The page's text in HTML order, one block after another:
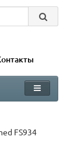
FS934